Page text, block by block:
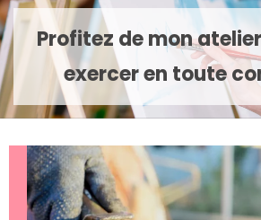
Profitez de mon
exercer en toute